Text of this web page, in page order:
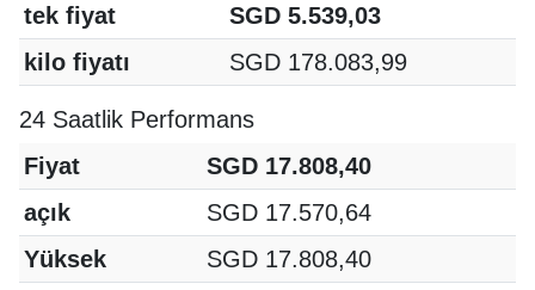
tek fiyat
SGD 5.539,03
kilo fiyatı
SGD 178.083,99
24 Saatlik Performans
Fiyat
SGD 17.808,40
açık
SGD 17.570,64
Yüksek
SGD 17.808,40